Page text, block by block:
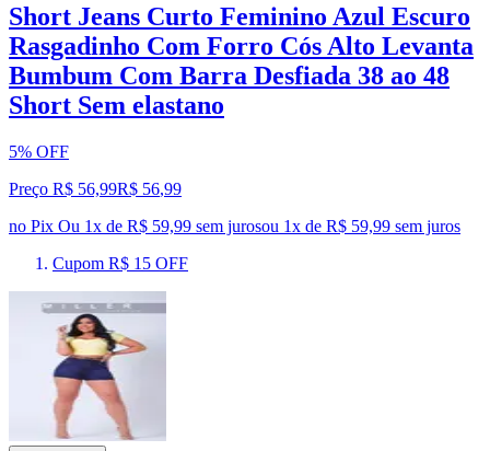
Short Jeans Curto Feminino Azul Escuro
Rasgadinho Com Forro Cós Alto Levanta
Bumbum Com Barra Desfiada 38 ao 48
Short Sem elastano
5% OFF
Preço R$ 56,99R$ 56,99
no Pix Ou 1x de R$ 59,99 sem jurosou 1x de R$ 59,99 sem juros
Cupom R$ 15 OFF